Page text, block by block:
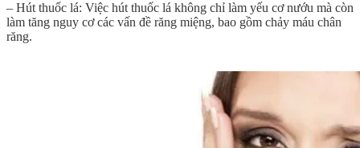
– Hút thuốc lá: Việc hút thuốc lá không chỉ làm yếu cơ nướu mà còn
làm tăng nguy cơ các vấn đề răng miệng, bao gồm chảy máu chân
răng.